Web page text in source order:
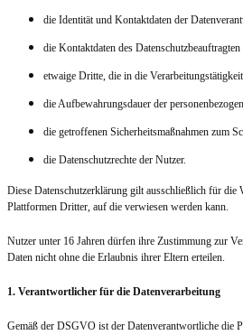
die Identität und Kontaktdaten der
die Kontaktdaten des
etwaige Dritte, die in die
die Aufbewahrungsdauer der
die getroffenen Sicherheitsmaßnahmen zum
die Datenschutzrechte der Nutzer.
Diese Datenschutzerklärung gilt ausschließlich für die
Plattformen Dritter, auf die verwiesen werden kann.
Nutzer unter 16 Jahren dürfen ihre Zustimmung zur
Daten nicht ohne die Erlaubnis ihrer Eltern erteilen.
1. Verantwortlicher für die Datenverarbeitung
Gemäß der DSGVO ist der Datenverantwortliche die